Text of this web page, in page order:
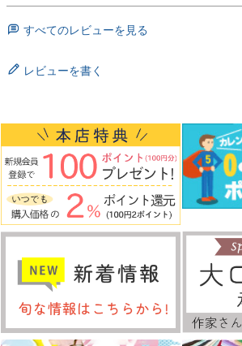
すべてのレビューを見る
レビューを書く